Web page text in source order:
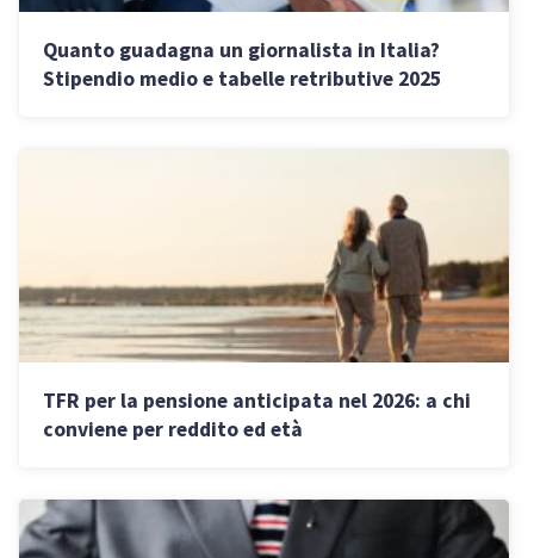
Quanto guadagna un giornalista in Italia?
Stipendio medio e tabelle retributive 2025
TFR per la pensione anticipata nel 2026: a chi
conviene per reddito ed età